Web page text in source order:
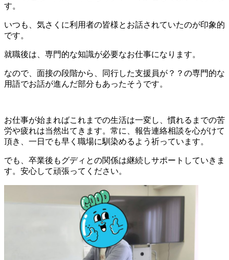
す。
いつも、気さくに利用者の皆様とお話されていたのが印象的
です。
就職後は、専門的な知識が必要なお仕事になります。
なので、面接の段階から、同行した支援員が？？の専門的な
用語でお話が進んだ部分もあったそうです。
お仕事が始まればこれまでの生活は一変し、慣れるまでの苦
労や疲れは当然出てきます。常に、報告連絡相談を心がけて
頂き、一日でも早く職場に馴染めるよう祈っています。
でも、卒業後もグディとの関係は継続しサポートしていきま
す。安心して頑張ってください。